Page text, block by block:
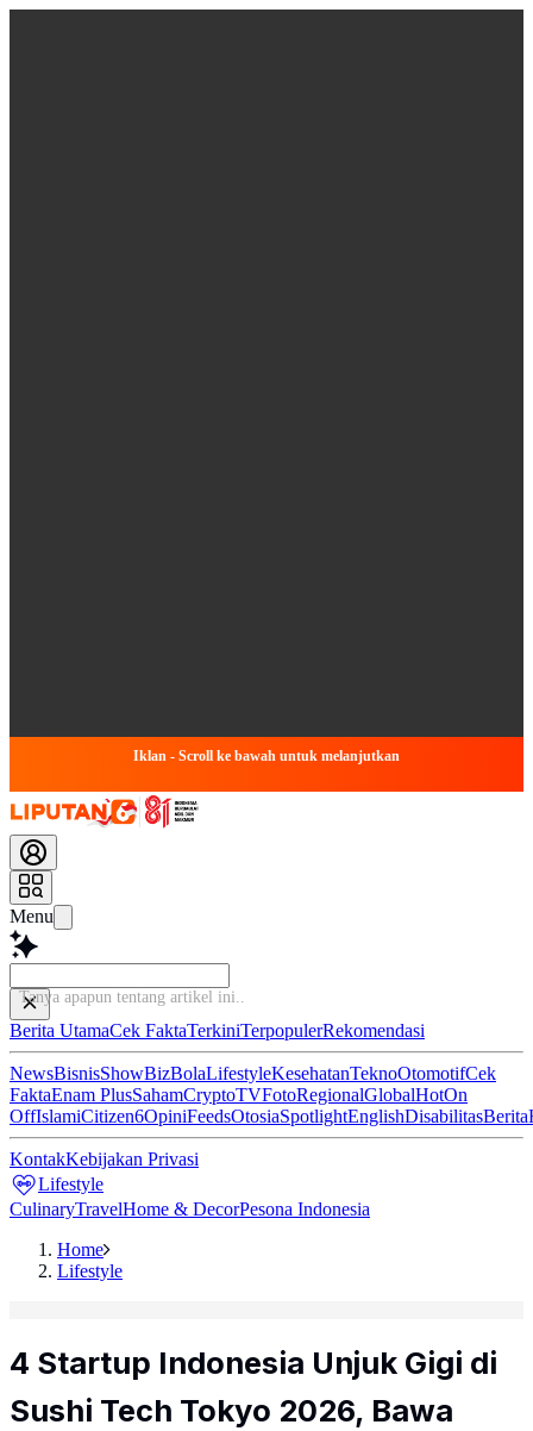
Iklan - Scroll ke bawah untuk melanjutkan
Menu
Tanya apapun tentang
Berita UtamaCek FaktaTerkiniTerpopulerRekomendasi
NewsBisnisShowBizBolaLifestyleKesehatanTeknoOtomotifCek
FaktaEnam PlusSahamCryptoTVFotoRegionalGlobalHotOn
OffIslamiCitizen6OpiniFeedsOtosiaSpotlightEnglishDisabilitasBerita
KontakKebijakan Privasi
Lifestyle
CulinaryTravelHome & DecorPesona Indonesia
Home
Lifestyle
4 Startup Indonesia Unjuk Gigi di
Sushi Tech Tokyo 2026, Bawa